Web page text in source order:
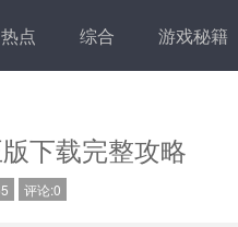
热点 综合 游戏秘籍
下载完整攻略
评论:0